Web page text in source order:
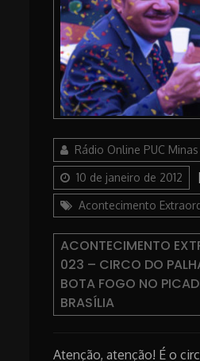
AuthorRádio Online PUC Minas
10 de janeiro de 2012
Acontecimento
ACONTECIMENTO
023 – CIRCO DO
BOTA FOGO NO
BRASÍLIA
Atenção, atenção! É o